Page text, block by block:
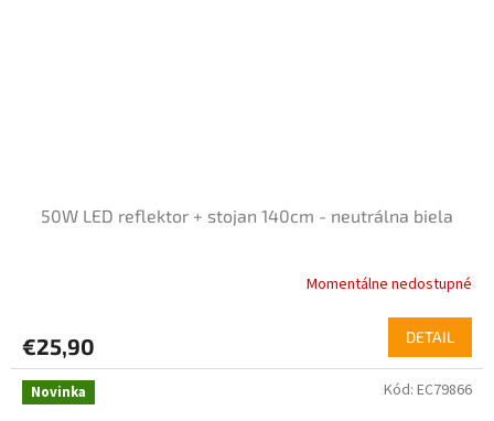
50W LED reflektor + stojan 140cm - neutrálna biela
Momentálne nedostupné
€25,90 DETAIL
Novinka Kód: EC79866